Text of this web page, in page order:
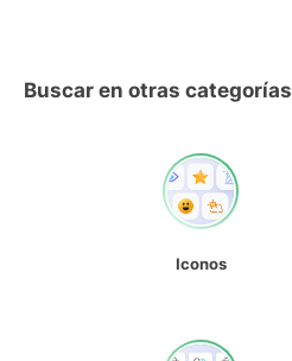
Buscar en otras categorías
Iconos